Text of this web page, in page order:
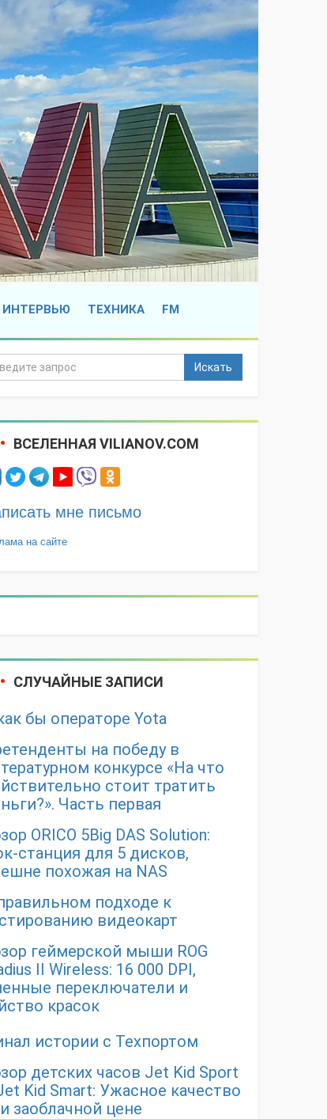
ИНТЕРВЬЮ ТЕХНИКА FM
Искать
ВСЕЛЕННАЯ VILIANOV.COM
мне письмо
на сайте
СЛУЧАЙНЫЕ ЗАПИСИ
бы операторе Yota
на победу в
конкурсе «На что
стоит тратить
Часть первая
ORICO 5Big DAS Solution:
станция для 5 дисков,
похожая на NAS
подходе к
видеокарт
геймерской мыши ROG
II Wireless: 16 000 DPI,
переключатели и
красок
истории с Техпортом
детских часов Jet Kid Sport
Kid Smart: Ужасное качество
заоблачной цене